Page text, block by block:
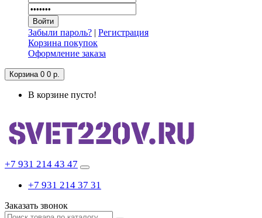
Забыли пароль? | Регистрация
Корзина покупок
Оформление заказа
Корзина 0 0 р.
В корзине пусто!
+7 931 214 43 47
+7 931 214 37 31
Заказать звонок